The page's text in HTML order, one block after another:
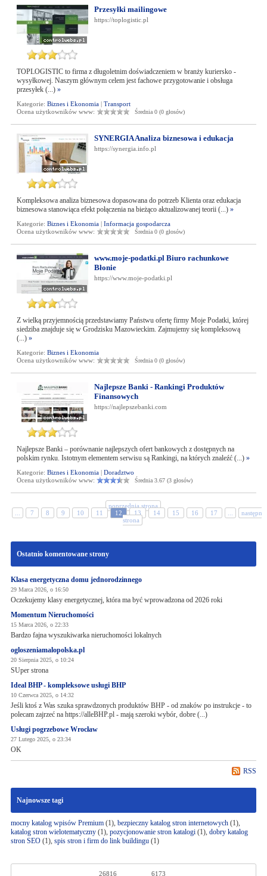
Przesyłki mailingowe
https://toplogistic.pl
TOPLOGISTIC to firma z długoletnim doświadczeniem w branży kuriersko -
wysyłkowej. Naszym głównym celem jest fachowe przygotowanie i obsługa
przesyłek (...) »
Kategorie: Biznes i Ekonomia| Transport
Ocena użytkowników www:
Średnia 0 (0 głosów)
SYNERGIA Analiza biznesowa i edukacja
https://synergia.info.pl
Kompleksowa analiza biznesowa dopasowana do potrzeb Klienta oraz edukacja
biznesowa stanowiąca efekt połączenia na bieżąco aktualizowanej teorii (...) »
Kategorie: Biznes i Ekonomia| Informacja gospodarcza
Ocena użytkowników www:
Średnia 0 (0 głosów)
www.moje-podatki.pl Biuro rachunkowe
Błonie
https://www.moje-podatki.pl
Z wielką przyjemnością przedstawiamy Państwu ofertę firmy Moje Podatki, której
siedziba znajduje się w Grodzisku Mazowieckim. Zajmujemy się kompleksową
(...) »
Kategorie: Biznes i Ekonomia
Ocena użytkowników www:
Średnia 0 (0 głosów)
Najlepsze Banki - Rankingi Produktów
Finansowych
https://najlepszebanki.com
Najlepsze Banki – porównanie najlepszych ofert bankowych z dostępnych na
polskim rynku. Istotnym elementem serwisu są Rankingi, na których znaleźć (...) »
Kategorie: Biznes i Ekonomia| Doradztwo
Ocena użytkowników www:
Średnia 3.67 (3 głosów)
poprzednia strona
7 8 9 10 11 12 13 14 15 16 17
następna
strona
Ostatnio komentowane strony
Klasa energetyczna domu jednorodzinnego
29 Marca 2026, o 16:50
Oczekujemy klasy energetycznej, która ma być wprowadzona od 2026 roki
Momentum Nieruchomości
15 Marca 2026, o 22:33
Bardzo fajna wyszukiwarka nieruchomości lokalnych
ogloszeniamalopolska.pl
20 Sierpnia 2025, o 10:24
SUper strona
Ideal BHP - kompleksowe usługi BHP
10 Czerwca 2025, o 14:32
Jeśli ktoś z Was szuka sprawdzonych produktów BHP - od znaków po instrukcje - to
polecam zajrzeć na https://alleBHP.pl - mają szeroki wybór, dobre (...)
Usługi pogrzebowe Wrocław
27 Lutego 2025, o 23:34
OK
RSS
Najnowsze tagi
mocny katalog wpisów Premium(1), bezpieczny katalog stron internetowych(1),
katalog stron wielotematyczny(1), pozycjonowanie stron katalogi(1), dobry katalog
stron SEO(1), spis stron i firm do link buildingu(1)
26816 6173